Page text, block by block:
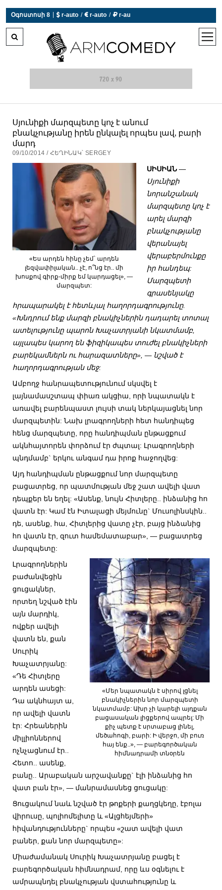
Օգոստոսի 8  r-auto /  r-auto /  r-au
open
Սյունիքի մարզպետը կոչ է անում
բնակչությանը իրեն ընկալել որպես լավ, բարի
մարդ
09/10/2014 / ՀԵՂԻՆԱԿ՝ SERGEY
«Ես արդեն հինը չեմ` արդեն
լեզվափիլական.. չէ, ո՞նց էր.. մի
խոսքով գիրք-միրք եմ կարդացել», —
մարզպետ:
ՍԻՍԻԱՆ —
Սյունիքի
նորանշանակ
մարզպետը կոչ է
արել մարզի
բնակչությանը
վերանայել
վերաբերմունքը
իր հանդեպ:
Մարզպետի
գրասենյակը
հրապարակել է հետևյալ հաղորդագրությունը.
«Խնդրում ենք մարզի բնակիչներին դադարել տոտալ
ատելությունը պարոն Խաչատրյանի նկատմամբ,
այլապես կարող են ֆիզիկապես տուժել բնակիչների
բարեկամներն ու հարազատները», — նշված է
հաղորդագրության մեջ:
Ամբողջ հանրապետությունում սկսվել է
լայնամասշտապ փիառ ակցիա, որի նպատակն է
առավել բարենպաստ լույսի տակ ներկայացնել նոր
մարզպետին: Նախ լրագրողների հետ հանդիպեց
հենց մարզպետը, որը հանդիպման ընթացքում
ակնհայտորեն փորձում էր ժպտալ: Լրագրողների
պնդմամբ` երկու անգամ դա իրոք հաջողվեց:
Այդ հանդիպման ընթացքում նոր մարզպետը
բացատրեց, որ պատմության մեջ շատ ավելի վատ
դեպքեր են եղել: «Ասենք, նույն Հիտլերը.. ինձանից հո
վատն էր: Կամ էն Իտալացի մեյմունը` Մուսոլինսկին..
դե, ասենք, հա, Հիտլերից վատը չէր, բայց ինձանից
հո վատն էր, զուտ համեմատաբար», — բացատրեց
մարզպետը:
«Մեր նպատակն է սիրով լցնել
բնակիչներին նոր մարզպետի
նկատմամբ: Ախր չի կարելի այդքան
բացասական լիցքերով ապրել: Մի
քիչ պետք է սրտաբաց լինել,
մեծահոգի, բարի: Ի վերջո, մի բուռ
հայ ենք..», — բարեգործական
հիմնադրամի տնօրեն
Լրագրողներին
բաժանվեցին
ցուցակներ,
որտեղ նշված էին
այն մարդիկ,
ովքեր ավելի
վատն են, քան
Սուրիկ
Խաչատրյանը:
«Դե Հիտլերը
արդեն ասեցի:
Դա ակնհայտ ա,
որ ավելի վատն
էր: Հրեաներին
միլլիոններով
ոչնչացնում էր..
Հետո.. ասենք,
բանը.. Արաբական արշավանքը` էլի ինձանից հո
վատ բան էր», — մանրամասնեց ցուցակը:
Ցուցակում նաև նշված էր թոքերի քաղցկեղը, էբոլա
վիրուսը, պոլիոմելիտը և «Ալցհեյմերի»
հիվանդությունները` որպես «շատ ավելի վատ
բաներ, քան նոր մարզպետը»:
Միաժամանակ Սուրիկ Խաչատրյանը բացել է
բարեգործական հիմնադրամ, որը ևս օգնելու է
ամրապնդել բնակչության վստահությունը և